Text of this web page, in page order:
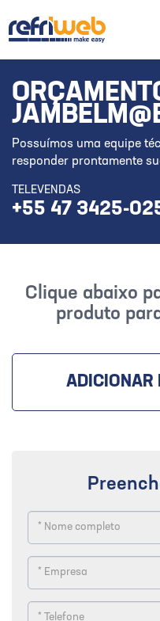
Possuímos uma equipe
responder prontamente
TELEVENDAS
+55 47 3425-
Clique abaixo
produto
ADICIONAR